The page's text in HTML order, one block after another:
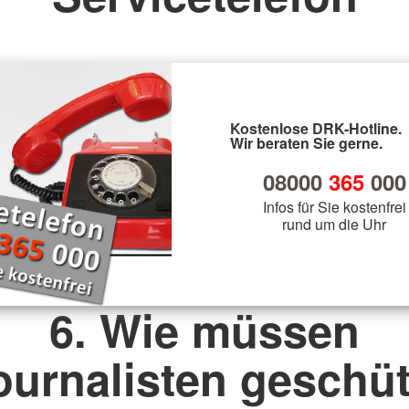
Kostenlose DRK-Hotline.
Wir beraten Sie gerne.
08000 365000
Infos für Sie kostenfrei
rund um die Uhr
6. Wie müssen